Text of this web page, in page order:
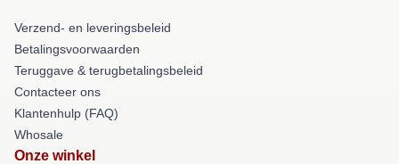
Verzend- en leveringsbeleid
Betalingsvoorwaarden
Teruggave & terugbetalingsbeleid
Contacteer ons
Klantenhulp (FAQ)
Whosale
Onze winkel